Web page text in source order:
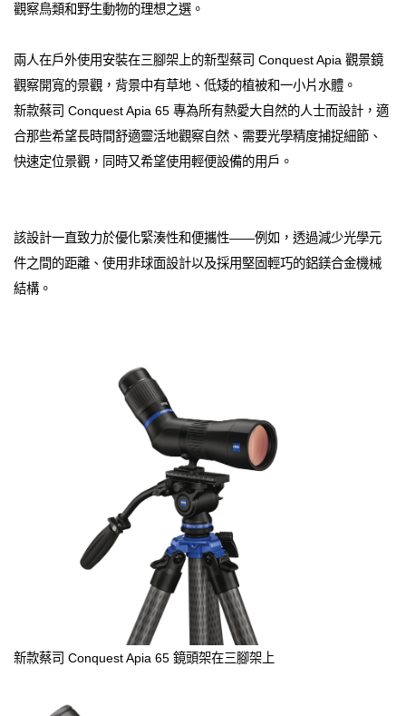
觀察鳥類和野生動物的理想之選。
兩人在戶外使用安裝在三腳架上的新型蔡司 Conquest Apia 觀景鏡
觀察開寬的景觀，背景中有草地、低矮的植被和一小片水體。
新款蔡司 Conquest Apia 65 專為所有熱愛大自然的人士而設計，適
合那些希望長時間舒適靈活地觀察自然、需要光學精度捕捉細節、
快速定位景觀，同時又希望使用輕便設備的用戶。
該設計一直致力於優化緊湊性和便攜性——例如，透過減少光學元
件之間的距離、使用非球面設計以及採用堅固輕巧的鋁鎂合金機械
結構。
新款蔡司 Conquest Apia 65 鏡頭架在三腳架上